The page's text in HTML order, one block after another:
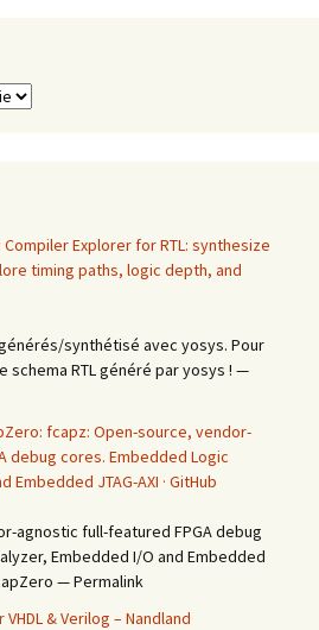
Explorer for RTL: synthesize
timing paths, logic depth, and
synthétisé avec yosys. Pour
schema RTL généré par yosys ! —
fcapz: Open-source, vendor-
debug cores. Embedded Logic
JTAG-AXI · GitHub
agnostic full-featured FPGA debug
Embedded I/O and Embedded
— Permalink
& Verilog – Nandland